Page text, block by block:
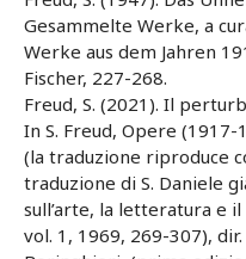
Gesammelte Werke, a
Werke aus dem Jahren
Fischer, 227-268.
Freud, S. (2021). Il
In S. Freud, Opere (1917-
(la traduzione riproduce
traduzione di S. Daniele
sull’arte, la letteratura e
vol. 1, 1969, 269-307),